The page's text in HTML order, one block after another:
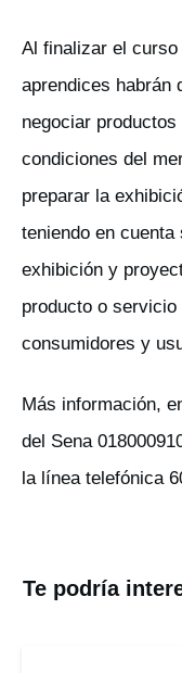
Al finalizar el curso
aprendices habrán
negociar
condiciones del
preparar la
teniendo en
exhibición y
producto o
consumidores y
Más información,
del Sena
la línea telefónica
Te podría